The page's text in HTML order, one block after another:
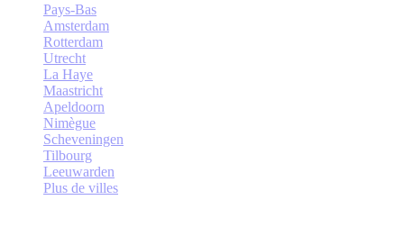
Pays-Bas
Amsterdam
Rotterdam
Utrecht
La Haye
Maastricht
Apeldoorn
Nimègue
Scheveningen
Tilbourg
Leeuwarden
Plus de villes